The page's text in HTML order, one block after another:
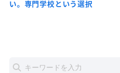
い。専門学校という選択